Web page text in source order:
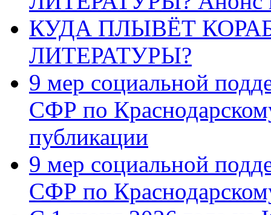
КУДА ПЛЫВЁТ
ЛИТЕРАТУРЫ?
9 мер социальной
СФР по
публикации
9 мер социальной
СФР по